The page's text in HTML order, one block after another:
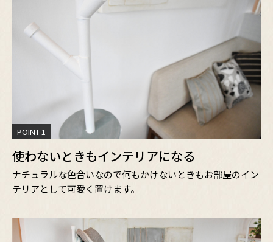
POINT 1
使わないときもインテリアになる
ナチュラルな色合いなので何もかけないときもお部屋のイン
テリアとして可愛く置けます。